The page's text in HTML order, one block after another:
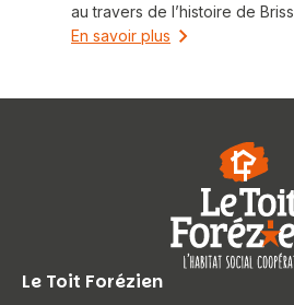
au travers de l’histoire de Briss
En savoir plus
Le Toit Forézien